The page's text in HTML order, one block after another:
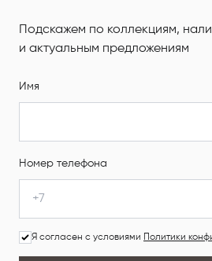
Подскажем по коллекциям,
и актуальным предложениям
Имя
Номер телефона
Я согласен с условиями Политики